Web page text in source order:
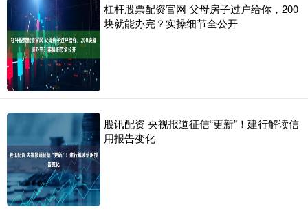
杠杆股票配资官网 父母房子过户给你，200
块就能办完？实操细节全公开
股讯配资 央视报道征信“更新”！建行解读信
用报告变化